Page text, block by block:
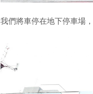
我們將車停在地下停車場